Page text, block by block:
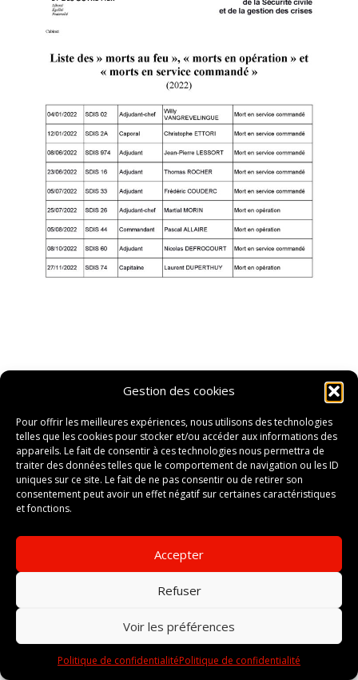
Gestion des cookies
Pour offrir les meilleures expériences, nous utilisons des technologies
telles que les cookies pour stocker et/ou accéder aux informations des
appareils. Le fait de consentir à ces technologies nous permettra de
traiter des données telles que le comportement de navigation ou les ID
uniques sur ce site. Le fait de ne pas consentir ou de retirer son
consentement peut avoir un effet négatif sur certaines caractéristiques
et fonctions.
Accepter
Refuser
Voir les préférences
Politique de confidentialitéPolitique de confidentialité